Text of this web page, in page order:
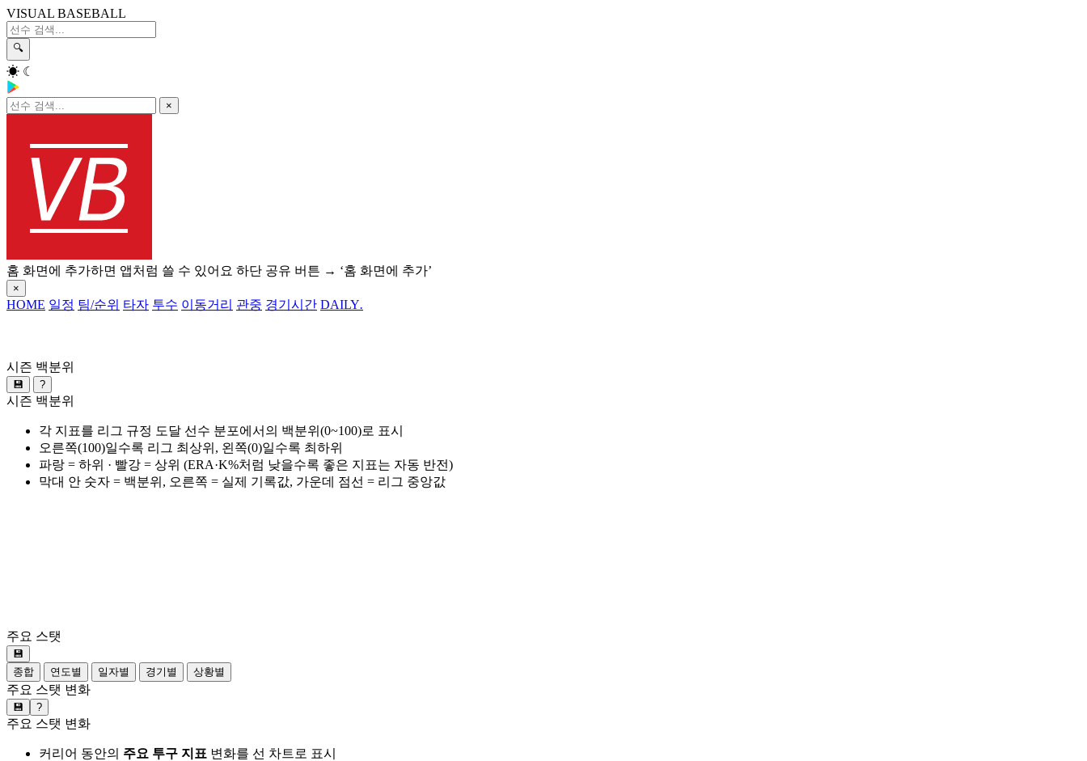
VISUAL BASEBALL
🔍
☀ ☾
×
홈 화면에 추가하면 앱처럼 쓸 수 있어요 하단 공유 버튼 → ‘홈 화면에 추가’
×
HOME 일정 팀/순위 타자 투수 이동거리 관중 경기시간 DAILY.
시즌 백분위
💾 ?
시즌 백분위
각 지표를 리그 규정 도달 선수 분포에서의 백분위(0~100)로 표시
오른쪽(100)일수록 리그 최상위, 왼쪽(0)일수록 최하위
파랑 = 하위 · 빨강 = 상위 (ERA·K%처럼 낮을수록 좋은 지표는 자동 반전)
막대 안 숫자 = 백분위, 오른쪽 = 실제 기록값, 가운데 점선 = 리그 중앙값
주요 스탯
💾
종합
연도별 일자별 경기별 상황별
주요 스탯 변화
💾 ?
주요 스탯 변화
커리어 동안의 주요 투구 지표 변화를 선 차트로 표시